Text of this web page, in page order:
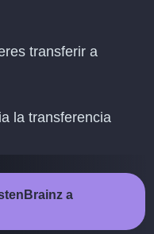
transferir a
la transferencia
a